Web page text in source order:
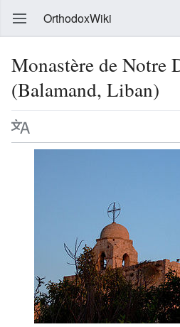
OrthodoxWiki
Monastère de Notre
(Balamand, Liban)